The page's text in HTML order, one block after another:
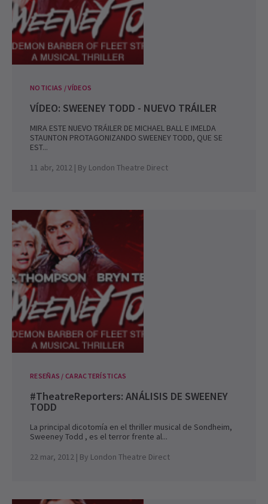
NOTICIAS / VÍDEOS
VÍDEO: SWEENEY TODD - NUEVO TRÁILER
MIRA ESTE NUEVO TRÁILER DE MICHAEL BALL E IMELDA
STAUNTON PROTAGONIZANDO SWEENEY TODD, QUE SE
EST...
11 abr, 2012 | By London Theatre Direct
RESEÑAS / CARACTERÍSTICAS
#TheatreReporters: ANÁLISIS DE SWEENEY
TODD
La principal dicotomía en el thriller musical de Sondheim,
Sweeney Todd , es el terror frente al...
22 mar, 2012 | By London Theatre Direct